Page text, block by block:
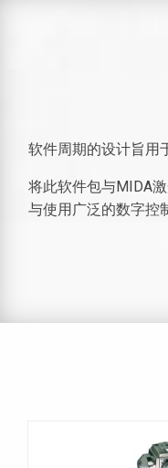
软件周期的设计旨用
将此软件包与MIDA
与使用广泛的数字控